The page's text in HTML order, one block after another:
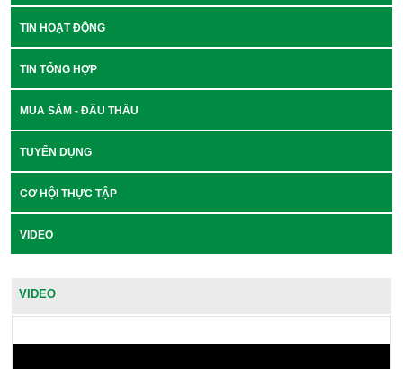
TIN HOẠT ĐỘNG
TIN TỔNG HỢP
MUA SẮM - ĐẤU THẦU
TUYỂN DỤNG
CƠ HỘI THỰC TẬP
VIDEO
VIDEO